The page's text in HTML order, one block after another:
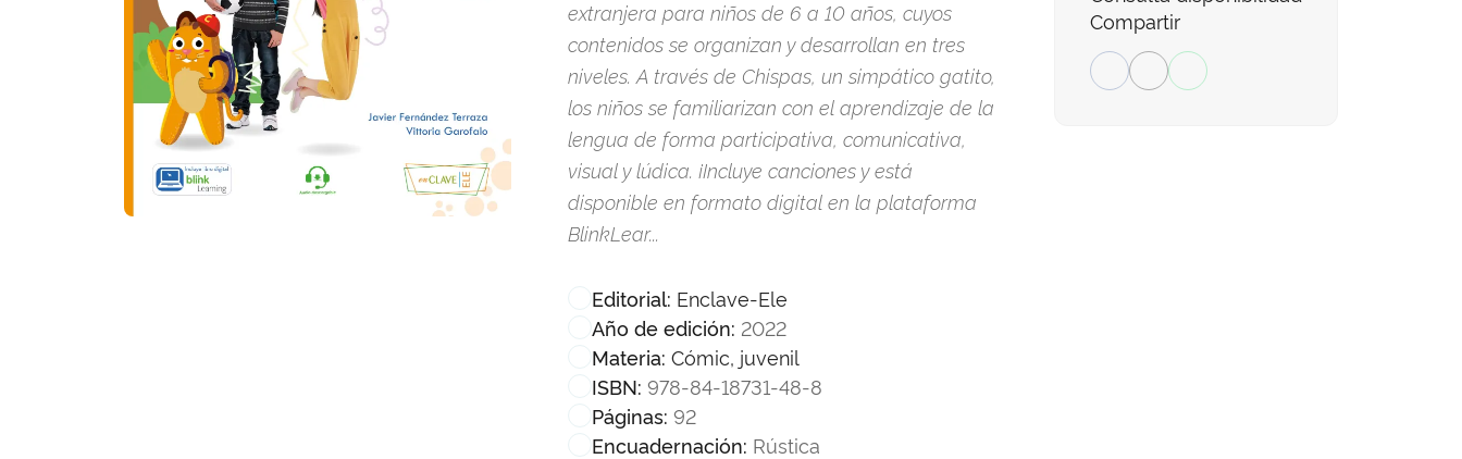
extranjera para niños de 6 a 10 años, cuyos
contenidos se organizan y desarrollan en tres
niveles. A través de Chispas, un simpático gatito,
los niños se familiarizan con el aprendizaje de la
lengua de forma participativa, comunicativa,
visual y lúdica. ¡Incluye canciones y está
disponible en formato digital en la plataforma
BlinkLear...
Editorial: Enclave-Ele
Año de edición: 2022
Materia: Cómic, juvenil
ISBN: 978-84-18731-48-8
Páginas: 92
Encuadernación: Rústica
Compartir